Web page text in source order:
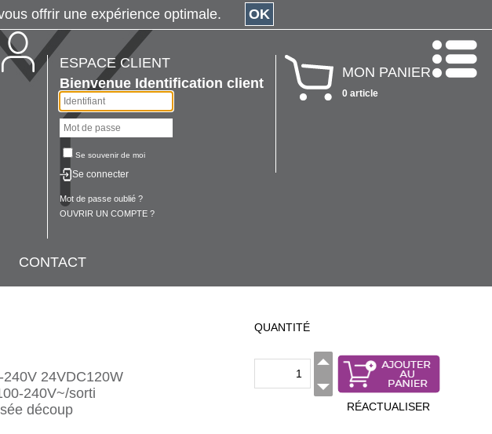
ESPACE CLIENT
Bienvenue Identification client
Se souvenir de moi
Se connecter
Mot de passe oublié ?
OUVRIR UN COMPTE ?
MON PANIER
0 article
CONTACT
24VDC120W
240V~/sorti
découp
QUANTITÉ
RÉACTUALISER
vous offrir une expérience optimale. OK